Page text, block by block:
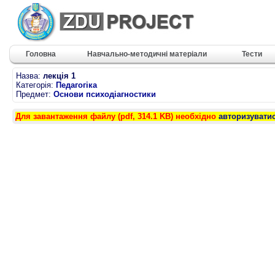
Головна Навчально-методичні матеріали Тести
Назва: лекція 1
Категорія: Педагогіка
Предмет: Основи психодіагностики
Для завантаження файлу (pdf, 314.1 KB) необхідно